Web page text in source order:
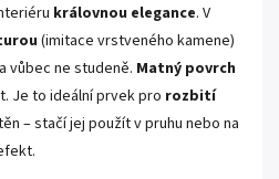
královnou elegance. V
(imitace vrstveného kamene)
vůbec ne studeně. Matný povrch
Je to ideální prvek pro rozbití
– stačí jej použít v pruhu nebo na